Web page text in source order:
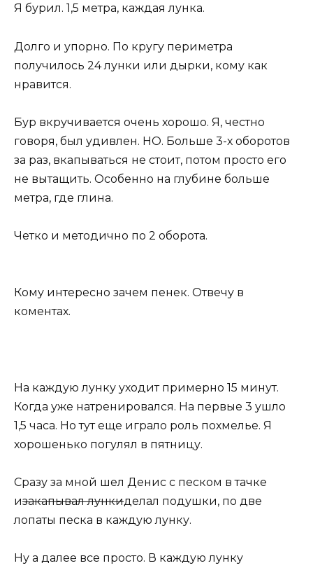
Я бурил. 1,5 метра, каждая лунка.
Долго и упорно. По кругу периметра
получилось 24 лунки или дырки, кому как
нравится.
Бур вкручивается очень хорошо. Я, честно
говоря, был удивлен. НО. Больше 3-х оборотов
за раз, вкапываться не стоит, потом просто его
не вытащить. Особенно на глубине больше
метра, где глина.
Четко и методично по 2 оборота.
Кому интересно зачем пенек. Отвечу в
коментах.
На каждую лунку уходит примерно 15 минут.
Когда уже натренировался. На первые 3 ушло
1,5 часа. Но тут еще играло роль похмелье. Я
хорошенько погулял в пятницу.
Сразу за мной шел Денис с песком в тачке
изакапывал лункиделал подушки, по две
лопаты песка в каждую лунку.
Ну а далее все просто. В каждую лунку